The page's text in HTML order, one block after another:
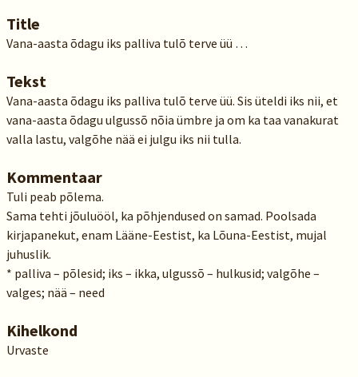
Title
Vana-aasta õdagu iks palliva tulõ terve üü …
Tekst
Vana-aasta õdagu iks palliva tulõ terve üü. Sis üteldi iks nii, et
vana-aasta õdagu ulgussõ nõia ümbre ja om ka taa vanakurat
valla lastu, valgõhe nää ei julgu iks nii tulla.
Kommentaar
Tuli peab põlema.
Sama tehti jõuluööl, ka põhjendused on samad. Poolsada
kirjapanekut, enam Lääne-Eestist, ka Lõuna-Eestist, mujal
juhuslik.
* palliva – põlesid; iks – ikka, ulgussõ – hulkusid; valgõhe –
valges; nää – need
Kihelkond
Urvaste